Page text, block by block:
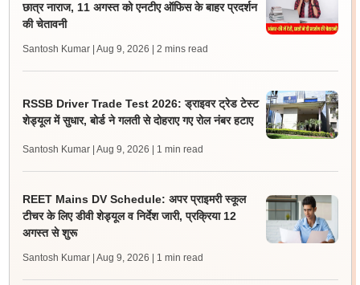
छात्र नाराज, 11 अगस्त को एनटीए ऑफिस के बाहर प्रदर्शन
की चेतावनी
Santosh Kumar | Aug 9, 2026 | 2 mins read
RSSB Driver Trade Test 2026: ड्राइवर ट्रेड टेस्ट
शेड्यूल में सुधार, बोर्ड ने गलती से दोहराए गए रोल नंबर हटाए
Santosh Kumar | Aug 9, 2026 | 1 min read
REET Mains DV Schedule: अपर प्राइमरी स्कूल
टीचर के लिए डीवी शेड्यूल व निर्देश जारी, प्रक्रिया 12
अगस्त से शुरू
Santosh Kumar | Aug 9, 2026 | 1 min read